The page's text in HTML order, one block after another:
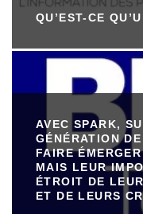
QU’EST-CE
AVEC SPARK,
GÉNÉRATION
FAIRE
MAIS LEUR
ÉTROIT DE
ET DE LEURS